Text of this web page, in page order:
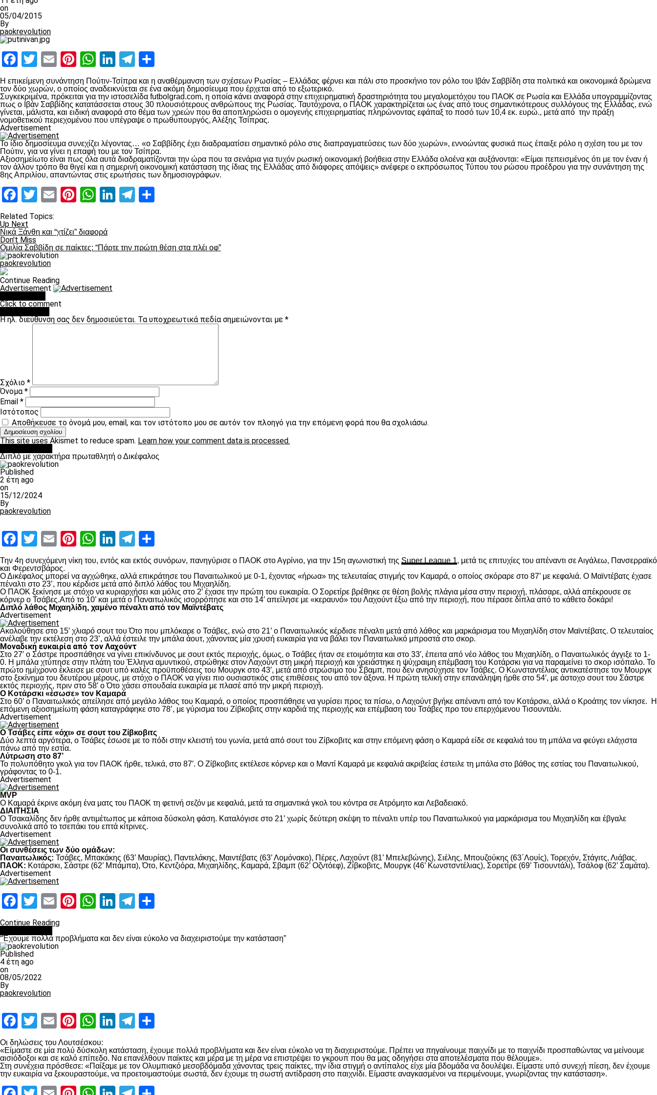
on
05/04/2015
By
paokrevolution
Facebook
Twitter
EmailPinterest
WhatsApp
LinkedIn
Telegram
Η επικείμενη συνάντηση Πούτιν-Τσίπρα και η αναθέρμανση των σχέσεων Ρωσίας – Ελλάδας φέρνει και πάλι στο προσκήνιο τον ρόλο του Ιβάν Σαββίδη στα πολιτικά και οικονομικά δρώμενα
τον δύο χωρών, ο οποίος αναδεικνύεται σε ένα ακόμη δημοσίευμα που έρχεται από το εξωτερικό.
Συγκεκριμένα, πρόκειται για την ιστοσελίδα futbolgrad.com, η οποία κάνει αναφορά στην επιχειρηματική δραστηριότητα του μεγαλομετόχου του ΠΑΟΚ σε Ρωσία και Ελλάδα υπογραμμίζοντας
πως ο Ιβάν Σαββίδης κατατάσσεται στους 30 πλουσιότερους ανθρώπους της Ρωσίας. Ταυτόχρονα, ο ΠΑΟΚ χαρακτηρίζεται ως ένας από τους σημαντικότερους συλλόγους της Ελλάδας, ενώ
γίνεται, μάλιστα, και ειδική αναφορά στο θέμα των χρεών που θα αποπληρώσει ο ομογενής επιχειρηματίας πληρώνοντας εφάπαξ το ποσό των 10,4 εκ. ευρώ., μετά από την πράξη
νομοθετικού περιεχομένου που υπέγραψε ο πρωθυπουργός, Αλέξης Τσίπρας.
Advertisement
Το ίδιο δημοσίευμα συνεχίζει λέγοντας… «ο Σαββίδης έχει διαδραματίσει σημαντικό ρόλο στις διαπραγματεύσεις των δύο χωρών», εννοώντας φυσικά πως έπαιξε ρόλο η σχέση του με τον
Πούτιν, για να γίνει η επαφή του με τον Τσίπρα.
Αξιοσημείωτο είναι πως όλα αυτά διαδραματίζονται την ώρα που τα σενάρια για τυχόν ρωσική οικονομική βοήθεια στην Ελλάδα ολοένα και αυξάνονται: «Είμαι πεπεισμένος ότι με τον έναν ή
τον άλλον τρόπο θα θιγεί και η σημερινή οικονομική κατάσταση της ίδιας της Ελλάδας από διάφορες απόψεις» ανέφερε ο εκπρόσωπος Τύπου του ρώσου προέδρου για την συνάντηση της
8ης Απριλίου, απαντώντας στις ερωτήσεις των δημοσιογράφων.
Facebook
Twitter
EmailPinterest
WhatsApp
LinkedIn
Telegram
Related Topics:
Up Next
Νικά Ξάνθη και “χτίζει” διαφορά
Don't Miss
Ομιλία Σαββίδη σε παίκτες: “Πάρτε την πρώτη θέση στα πλέι οφ”
paokrevolution
Continue Reading
Advertisement
Click to comment
Η ηλ. διεύθυνση σας δεν δημοσιεύεται. Τα υποχρεωτικά πεδία σημειώνονται με *
Σχόλιο *
Όνομα*
Email *
Ιστότοπος
Αποθήκευσε το όνομά μου, email, και τον ιστότοπο μου σε αυτόν τον πλοηγό για την επόμενη φορά που θα σχολιάσω.
This site uses Akismet to reduce spam. Learn how your comment data is processed.
Διπλό με χαρακτήρα πρωταθλητή ο Δικέφαλος
Published
2 έτη ago
on
15/12/2024
By
paokrevolution
Facebook
Twitter
EmailPinterest
WhatsApp
LinkedIn
Telegram
Την 4η συνεχόμενη νίκη του, εντός και εκτός συνόρων, πανηγύρισε ο ΠΑΟΚ στο Αγρίνιο, για την 15η αγωνιστική της Super League 1, μετά τις επιτυχίες του απέναντι σε Αιγάλεω, Πανσερραϊκό
και Φερεντσβάρος.
Ο Δικέφαλος μπορεί να αγχώθηκε, αλλά επικράτησε του Παναιτωλικού με 0-1, έχοντας «ήρωα» της τελευταίας στιγμής τον Καμαρά, ο οποίος σκόραρε στο 87’ με κεφαλιά. Ο Μαϊντέβατς έχασε
πέναλτι στο 23’, που κέρδισε μετά από διπλό λάθος του Μιχαηλίδη.
Ο ΠΑΟΚ ξεκίνησε με στόχο να κυριαρχήσει και μόλις στο 2′ έχασε την πρώτη του ευκαιρία. Ο Σορετίρε βρέθηκε σε θέση βολής πλάγια μέσα στην περιοχή, πλάσαρε, αλλά απέκρουσε σε
κόρνερ ο Τσάβες.Από το 10’ και μετά ο Παναιτωλικός ισορρόπησε και στο 14′ απείλησε με «κεραυνό» του Λαχούντ έξω από την περιοχή, που πέρασε δίπλα από το κάθετο δοκάρι!
Διπλό λάθος Μιχαηλίδη, χαμένο πέναλτι από τον Μαϊντέβατς
Advertisement
Ακολούθησε στο 15′ χλιαρό σουτ του Ότο που μπλόκαρε ο Τσάβες, ενώ στο 21’ ο Παναιτωλικός κέρδισε πέναλτι μετά από λάθος και μαρκάρισμα του Μιχαηλίδη στον Μαϊντέβατς. Ο τελευταίος
ανέλαβε την εκτέλεση στο 23’, αλλά έστειλε την μπάλα άουτ, χάνοντας μία χρυσή ευκαιρία για να βάλει τον Παναιτωλικό μπροστά στο σκορ.
Μοναδική ευκαιρία από τον Λαχούντ
Στο 27′ ο Σάστρε προσπάθησε να γίνει επικίνδυνος με σουτ εκτός περιοχής, όμως, ο Τσάβες ήταν σε ετοιμότητα και στο 33′, έπειτα από νέο λάθος του Μιχαηλίδη, ο Παναιτωλικός άγγιξε το 1-
0. Η μπάλα χτύπησε στην πλάτη του Έλληνα αμυντικού, στρώθηκε στον Λαχούντ στη μικρή περιοχή και χρειάστηκε η ψύχραιμη επέμβαση του Κοτάρσκι για να παραμείνει το σκορ ισόπαλο. Το
πρώτο ημίχρονο έκλεισε με σουτ υπό καλές προϋποθέσεις του Μουργκ στο 43′, μετά από στρώσιμο του Σβαμπ, που δεν ανησύχησε τον Τσάβες. Ο Κωνσταντέλιας αντικατέστησε τον Μουργκ
στο ξεκίνημα του δευτέρου μέρους, με στόχο ο ΠΑΟΚ να γίνει πιο ουσιαστικός στις επιθέσεις του από τον άξονα. Η πρώτη τελική στην επανάληψη ήρθε στο 54′, με άστοχο σουτ του Σάστρε
εκτός περιοχής, πριν στο 58′ ο Ότο χάσει σπουδαία ευκαιρία με πλασέ από την μικρή περιοχή.
Ο Κοτάρσκι «έσωσε» τον Καμαρά
Στο 60’ ο Παναιτωλικός απείλησε από μεγάλο λάθος του Καμαρά, ο οποίος προσπάθησε να γυρίσει προς τα πίσω, ο Λαχούντ βγήκε απέναντι από τον Κοτάρσκι, αλλά ο Κροάτης τον νίκησε. Η
επόμενη αξιοσημείωτη φάση καταγράφηκε στο 78’, με γύρισμα του Ζίβκοβιτς στην καρδιά της περιοχής και επέμβαση του Τσάβες προ του επερχόμενου Τισουντάλι.
Advertisement
Ο Τσάβες είπε «όχι» σε σουτ του Ζίβκοβιτς
Δύο λεπτά αργότερα, ο Τσάβες έσωσε με το πόδι στην κλειστή του γωνία, μετά από σουτ του Ζίβκοβιτς και στην επόμενη φάση ο Καμαρά είδε σε κεφαλιά του τη μπάλα να φεύγει ελάχιστα
πάνω από την εστία.
Λύτρωση στο 87’
Το πολυπόθητο γκολ για τον ΠΑΟΚ ήρθε, τελικά, στο 87′. Ο Ζίβκοβιτς εκτέλεσε κόρνερ και ο Μαντί Καμαρά με κεφαλιά ακριβείας έστειλε τη μπάλα στο βάθος της εστίας του Παναιτωλικού,
γράφοντας το 0-1.
Advertisement
MVP
Ο Καμαρά έκρινε ακόμη ένα ματς του ΠΑΟΚ τη φετινή σεζόν με κεφαλιά, μετά τα σημαντικά γκολ του κόντρα σε Ατρόμητο και Λεβαδειακό.
ΔΙΑΙΤΗΣΙΑ
Ο Τσακαλίδης δεν ήρθε αντιμέτωπος με κάποια δύσκολη φάση. Καταλόγισε στο 21’ χωρίς δεύτερη σκέψη το πέναλτι υπέρ του Παναιτωλικού για μαρκάρισμα του Μιχαηλίδη και έβγαλε
συνολικά από το τσεπάκι του επτά κίτρινες.
Advertisement
Οι συνθέσεις των δύο ομάδων:
Παναιτωλικός: Τσάβες, Μπακάκης (63’ Μαυρίας), Παντελάκης, Μαιντέβατς (63’ Λομόνακο), Πέρες, Λαχούντ (81’ Μπελεβώνης), Σιέλης, Μπουζούκης (63΄Λουίς), Τορεχόν, Στάγιτς, Λιάβας.
ΠΑΟΚ: Κοτάρσκι, Σάστρε (62’ Μπάμπα), Ότο, Κεντζιόρα, Μιχαηλίδης, Καμαρά, Σβαμπ (62’ Οζντόεφ), Ζίβκοβιτς, Μουργκ (46’ Κωνστσντέλιας), Σορετίρε (69’ Τισουντάλι), Τσάλοφ (62’ Σαμάτα).
Advertisement
Facebook
Twitter
EmailPinterest
WhatsApp
LinkedIn
Telegram
Continue Reading
“Έχουμε πολλά προβλήματα και δεν είναι εύκολο να διαχειριστούμε την κατάσταση”
Published
4 έτη ago
on
08/05/2022
By
paokrevolution
Facebook
Twitter
EmailPinterest
WhatsApp
LinkedIn
Telegram
Οι δηλώσεις του Λουτσέσκου:
«Είμαστε σε μία πολύ δύσκολη κατάσταση, έχουμε πολλά προβλήματα και δεν είναι εύκολο να τη διαχειριστούμε. Πρέπει να πηγαίνουμε παιχνίδι με το παιχνίδι προσπαθώντας να μείνουμε
αισιόδοξοι και σε καλό επίπεδο. Να επανέλθουν παίκτες και μέρα με τη μέρα να επιστρέψει το γκρουπ που θα μας οδηγήσει στα αποτελέσματα που θέλουμε».
Στη συνέχεια πρόσθεσε: «Παίξαμε με τον Ολυμπιακό μεσοβδόμαδα χάνοντας τρεις παίκτες, την ίδια στιγμή ο αντίπαλος είχε μία βδομάδα να δουλέψει. Είμαστε υπό συνεχή πίεση, δεν έχουμε
την ευκαιρία να ξεκουραστούμε, να προετοιμαστούμε σωστά, δεν έχουμε τη σωστή αντίδραση στο παιχνίδι. Είμαστε αναγκασμένοι να περιμένουμε, γνωρίζοντας την κατάσταση».